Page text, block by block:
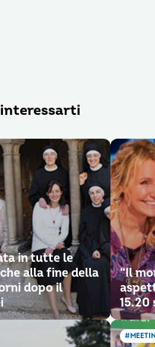
in tutte le
alla fine della
dopo il
“Il
15.20